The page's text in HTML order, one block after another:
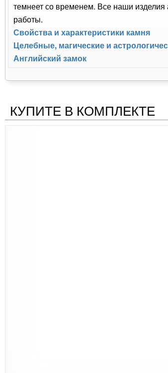
темнеет со временем. Все наши
работы.
Свойства и характеристики камня
Целебные, магические и
Английский замок
КУПИТЕ В КОМПЛЕКТЕ